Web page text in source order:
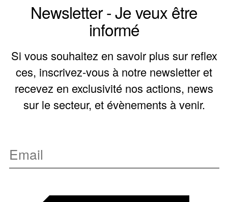
Newsletter - Je veux être
informé
Si vous souhaitez en savoir plus sur reflex
ces, inscrivez-vous à notre newsletter et
recevez en exclusivité nos actions, news
sur le secteur, et évènements à venir.